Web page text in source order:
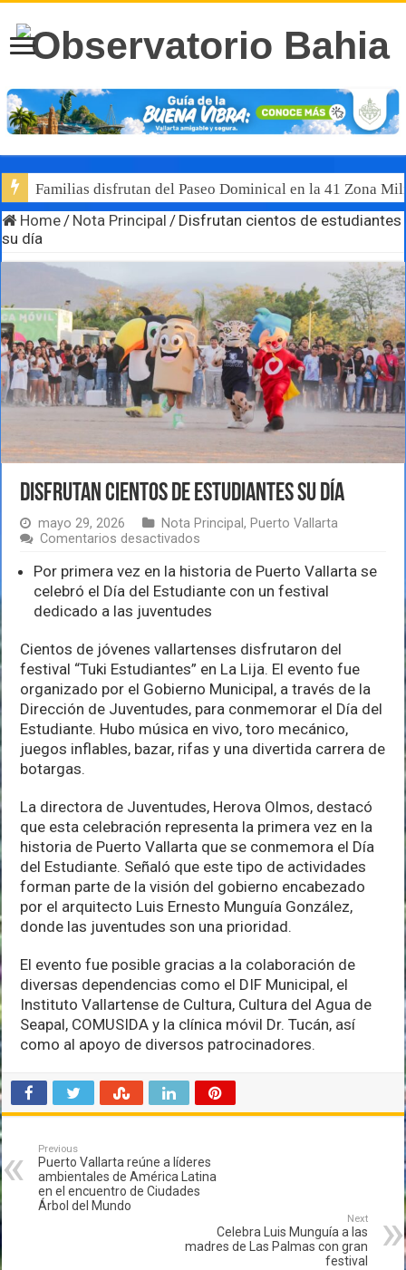
Familias disfrutan del Paseo Dominical en la 41 Zona
Home / Nota Principal / Disfrutan cientos de estudiantes
su día
Disfrutan cientos de estudiantes su día
mayo 29, 2026 Nota Principal, Puerto Vallarta
Comentarios desactivados
cientos
de
estudiantes
su
Por primera vez en la historia de Puerto Vallarta se
celebró el Día del Estudiante con un festival
dedicado a las juventudes
Cientos de jóvenes vallartenses disfrutaron del
festival “Tuki Estudiantes” en La Lija. El evento fue
organizado por el Gobierno Municipal, a través de la
Dirección de Juventudes, para conmemorar el Día del
Estudiante. Hubo música en vivo, toro mecánico,
juegos inflables, bazar, rifas y una divertida carrera de
botargas.
La directora de Juventudes, Herova Olmos, destacó
que esta celebración representa la primera vez en la
historia de Puerto Vallarta que se conmemora el Día
del Estudiante. Señaló que este tipo de actividades
forman parte de la visión del gobierno encabezado
por el arquitecto Luis Ernesto Munguía González,
donde las juventudes son una prioridad.
El evento fue posible gracias a la colaboración de
diversas dependencias como el DIF Municipal, el
Instituto Vallartense de Cultura, Cultura del Agua de
Seapal, COMUSIDA y la clínica móvil Dr. Tucán, así
como al apoyo de diversos patrocinadores.
Previous
Puerto Vallarta reúne a líderes
ambientales de América Latina
en el encuentro de Ciudades
Árbol del Mundo
Next
Celebra Luis Munguía a las
madres de Las Palmas con gran
festival